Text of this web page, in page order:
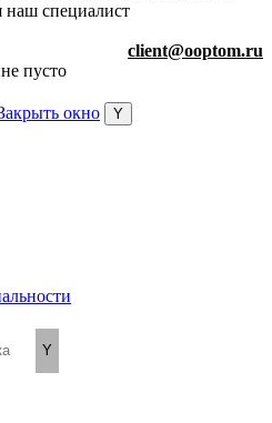
наш специалист
client@ooptom.ru
пусто
окно